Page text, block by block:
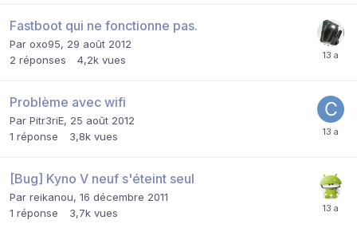
Fastboot qui ne fonctionne pas.
Par oxo95, 29 août 2012
2 réponses 4,2k vues
Problème avec wifi
Par Pitr3riE, 25 août 2012
1 réponse 3,8k vues
[Bug] Kyno V neuf s'éteint seul
Par reikanou, 16 décembre 2011
1 réponse 3,7k vues